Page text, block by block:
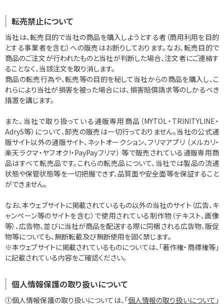
転売禁止について
当社は、転売目的で当社の商品を購入しようとする者（商用利用を目的
とする事業者を含む）への販売はお断りしております。なお、転売目的で
商品のご注文が行われたものと当社が判断した場合、注文者にご連絡す
ることなく、当該注文を取り消します。
商品の転売行為や、転売等の目的を秘して当社からの商品を購入し、こ
れらにより当社が損害を被った場合には、損害賠償請求等のしかるべき
措置を講じます。
また、当社で取り扱っている通販専用商品（MYTOL・TRINITYLINE・
AdryS等）について、卸売の販売は一切行っておりません。当社の公式通
販サイト以外の通販サイト、ネットオークション、フリマアプリ （メルカリ・
楽天ラクマ・ヤフオク!・PayPayフリマ） 等で販売されている通販専用商
品はすべて転売品です。これらの転売品について、当社では製品の流通
状態や保管状態等を一切把握できず、品質面や安全面等を保証すること
ができません。
なお、本ウェブサイトに掲載されているもの以外の当社のサイト（広告、キ
ャンペーン等のサイトを含む）で使用されている制作物（テキスト、画像
等）、広告物、並びに当社が商品を配送する際に同梱される広告物、販促
物等についても、無断転載及び無断使用を固く禁じます。
※本ウェブサイトに掲載されているものについては、「著作権・商標権等」
に記載されている内容をご確認ください。
個人情報保護の取り扱いについて
①個人情報保護の取り扱いについては、「個人情報の取り扱いについて 」